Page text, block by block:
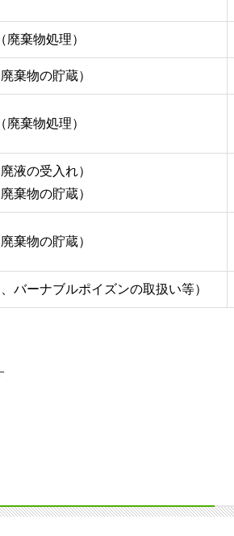
（廃棄物処理）
廃棄物の貯蔵）
（廃棄物処理）
廃液の受入れ）
廃棄物の貯蔵）
廃棄物の貯蔵）
バーナブルポイズンの取扱い等）